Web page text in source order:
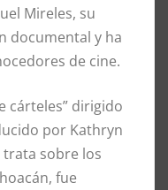
Mireles, su
documental y ha
de cine.
cárteles” dirigido
por Kathryn
trata sobre los
fue